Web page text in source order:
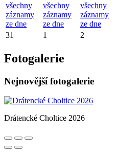
všechny
záznamy
ze dne
všechny
záznamy
ze dne
všechny
záznamy
ze dne
31 1 2
Fotogalerie
Nejnovější fotogalerie
Drátencké Choltice 2026